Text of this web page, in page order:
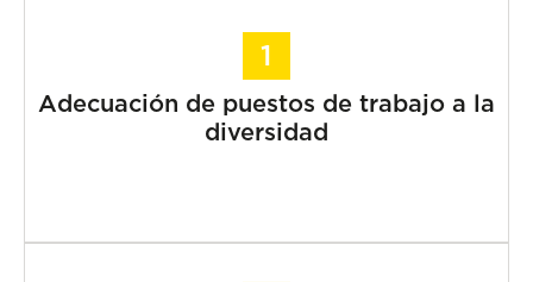
Adecuación de puestos de trabajo a la
diversidad